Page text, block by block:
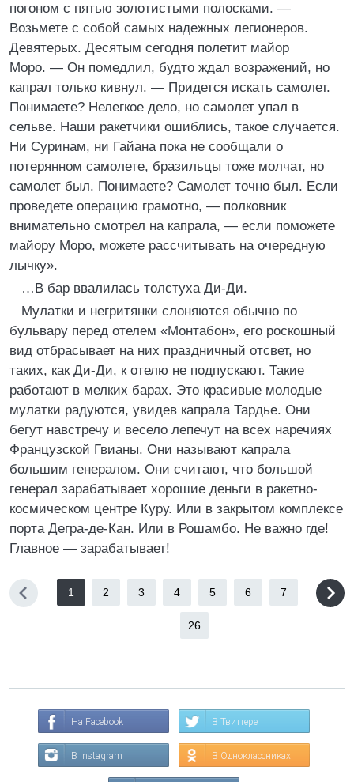
погоном с пятью золотистыми полосками. —
Возьмете с собой самых надежных легионеров.
Девятерых. Десятым сегодня полетит майор
Моро. — Он помедлил, будто ждал возражений, но
капрал только кивнул. — Придется искать самолет.
Понимаете? Нелегкое дело, но самолет упал в
сельве. Наши ракетчики ошиблись, такое случается.
Ни Суринам, ни Гайана пока не сообщали о
потерянном самолете, бразильцы тоже молчат, но
самолет был. Понимаете? Самолет точно был. Если
проведете операцию грамотно, — полковник
внимательно смотрел на капрала, — если поможете
майору Моро, можете рассчитывать на очередную
лычку».
…В бар ввалилась толстуха Ди-Ди.
Мулатки и негритянки слоняются обычно по
бульвару перед отелем «Монтабон», его роскошный
вид отбрасывает на них праздничный отсвет, но
таких, как Ди-Ди, к отелю не подпускают. Такие
работают в мелких барах. Это красивые молодые
мулатки радуются, увидев капрала Тардье. Они
бегут навстречу и весело лепечут на всех наречиях
Французской Гвианы. Они называют капрала
большим генералом. Они считают, что большой
генерал зарабатывает хорошие деньги в ракетно-
космическом центре Куру. Или в закрытом комплексе
порта Дегра-де-Кан. Или в Рошамбо. Не важно где!
Главное — зарабатывает!
1 2 3 4 5 6 7
26
На Facebook В Твиттере
В Instagram В Одноклассниках